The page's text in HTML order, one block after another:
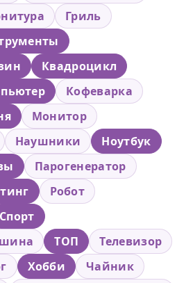
Гриль
Квадроцикл
Кофеварка
Монитор
Наушники
Ноутбук
Парогенератор
Робот
Спорт
ТОП
Телевизор
Хобби
Чайник